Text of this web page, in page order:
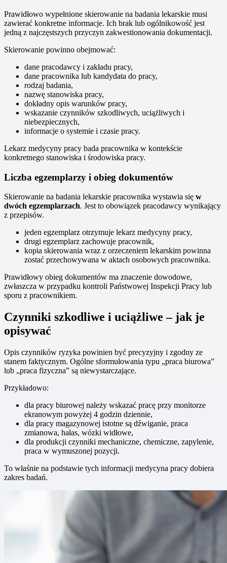
Prawidłowo wypełnione skierowanie na badania lekarskie musi
zawierać konkretne informacje. Ich brak lub ogólnikowość jest
jedną z najczęstszych przyczyn zakwestionowania dokumentacji.
Skierowanie powinno obejmować:
dane pracodawcy i zakładu pracy,
dane pracownika lub kandydata do pracy,
rodzaj badania,
nazwę stanowiska pracy,
dokładny opis warunków pracy,
wskazanie czynników szkodliwych, uciążliwych i
niebezpiecznych,
informacje o systemie i czasie pracy.
Lekarz medycyny pracy bada pracownika w kontekście
konkretnego stanowiska i środowiska pracy.
Liczba egzemplarzy i obieg dokumentów
Skierowanie na badania lekarskie pracownika wystawia się w
dwóch egzemplarzach. Jest to obowiązek pracodawcy wynikający
z przepisów.
jeden egzemplarz otrzymuje lekarz medycyny pracy,
drugi egzemplarz zachowuje pracownik,
kopia skierowania wraz z orzeczeniem lekarskim powinna
zostać przechowywana w aktach osobowych pracownika.
Prawidłowy obieg dokumentów ma znaczenie dowodowe,
zwłaszcza w przypadku kontroli Państwowej Inspekcji Pracy lub
sporu z pracownikiem.
Czynniki szkodliwe i uciążliwe – jak je
opisywać
Opis czynników ryzyka powinien być precyzyjny i zgodny ze
stanem faktycznym. Ogólne sformułowania typu „praca biurowa”
lub „praca fizyczna” są niewystarczające.
Przykładowo:
dla pracy biurowej należy wskazać pracę przy monitorze
ekranowym powyżej 4 godzin dziennie,
dla pracy magazynowej istotne są dźwiganie, praca
zmianowa, hałas, wózki widłowe,
dla produkcji czynniki mechaniczne, chemiczne, zapylenie,
praca w wymuszonej pozycji.
To właśnie na podstawie tych informacji medycyna pracy dobiera
zakres badań.